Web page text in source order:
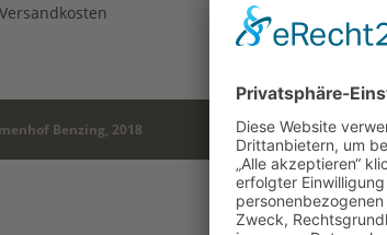
Versandkosten
Benzing, 2018